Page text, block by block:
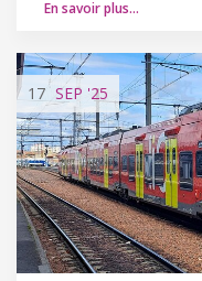
En savoir plus…
17 SEP '25